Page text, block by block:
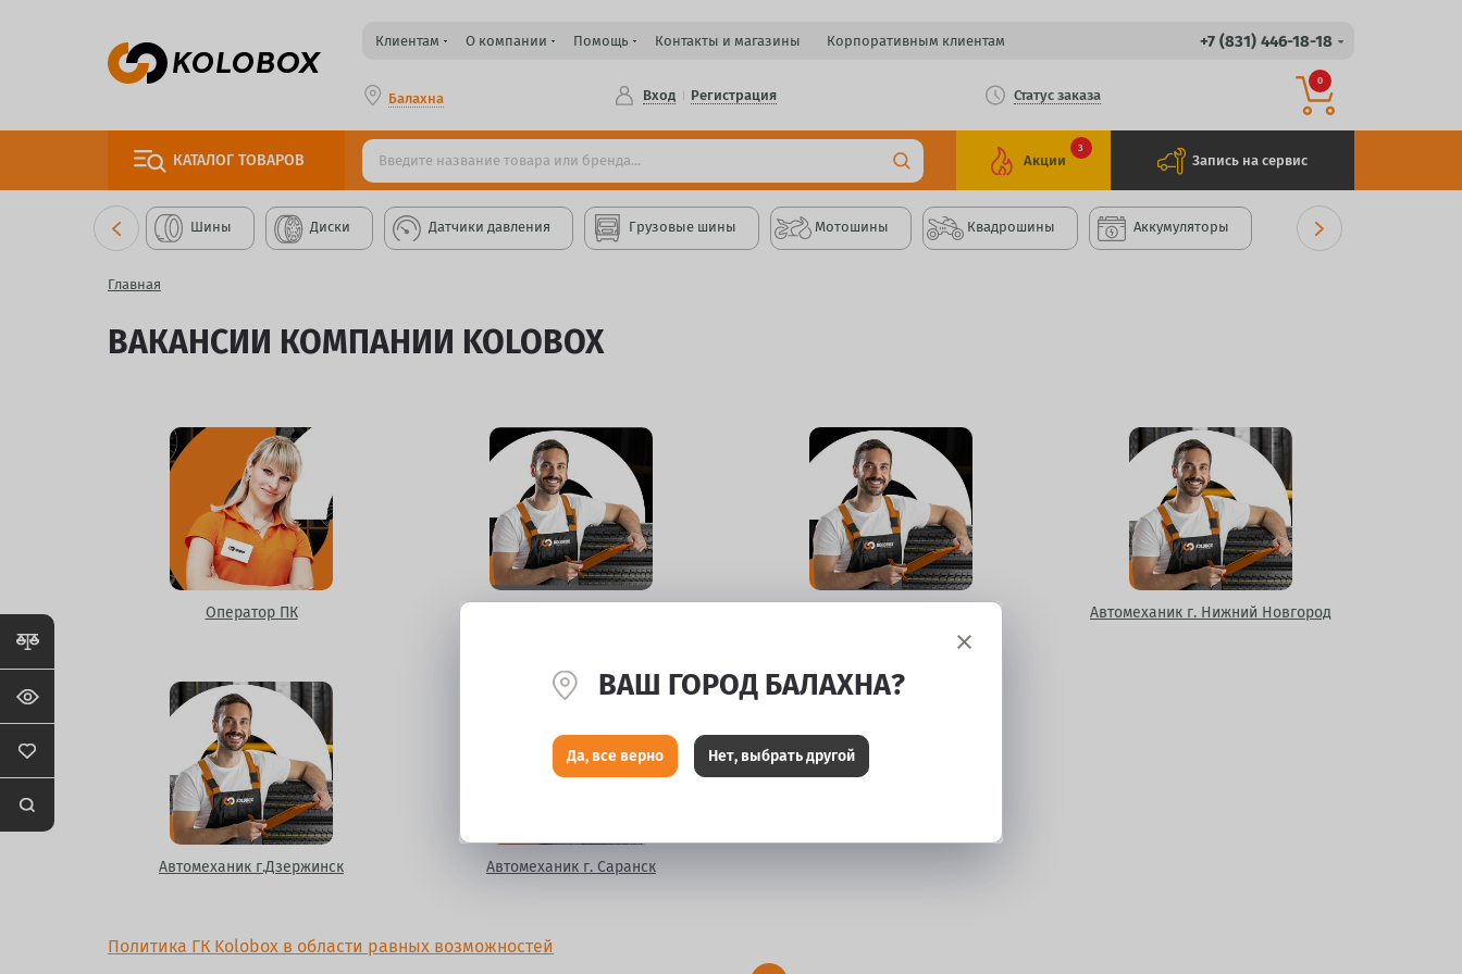
Клиентам О компании Помощь Контакты и магазины Корпоративным клиентам +7 (831) 446-18-18
Балахна Вход Регистрация Статус заказа
0
КАТАЛОГ ТОВАРОВ Акции
3
Запись на сервис
Шины Диски Датчики давления Грузовые шины Мотошины Квадрошины Аккумуляторы
Главная
ВАКАНСИИ КОМПАНИИ KOLOBOX
Оператор ПК Автомеханик г. Нижний Новгород
Автомеханик г.Дзержинск Автомеханик г. Саранск
Политика ГК Kolobox в области равных возможностей
ВАШ ГОРОД БАЛАХНА?
Да, все верно Нет, выбрать другой